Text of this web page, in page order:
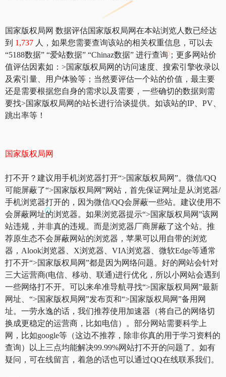
国家版权局网 数据评估国家版权局网在本站浏览人数已经达
到 1,737 人，如果您需要查询该站的相关权重信息，可以去
“5188数据” “爱站数据” “Chinaz数据” 进行查询；更多网站价
值评估因素如：>国家版权局网的访问速度、搜索引擎收录以
及索引量、用户体验等；当然要评估一个站的价值，最主要
还是需要根据您自身的需求以及需要，一些确切的数据则需
要找>国家版权局网的站长进行洽谈提供。如该站的IP、PV、
跳出率等！
国家版权局网
打不开？建议用手机浏览器打开“>国家版权局网”。微信/QQ
可能屏蔽了“>国家版权局网”网站，首先保证网址是从浏览器/
手机浏览器打开的，因为微信/QQ会屏蔽一些站。建议使用不
会屏蔽网址的浏览器。如果浏览器提示“>国家版权局网”该网
站违规，并非真的违规。而是浏览器厂商屏蔽了这个站。推
荐原生态不会屏蔽网站的浏览器，苹果可以用自带的浏览
器，Alook浏览器、X浏览器、VIA浏览器、微软Edge等通常
打不开“>国家版权局网”都是因为网络问题。好的网站会针对
三大运营商(电信、移动、联通)进行优化，所以小网站会遇到
一些网络打不开。可以来牟准导航寻找“>国家版权局网”最新
网址、“>国家版权局网”发布页和“>国家版权局网”备用网
址。一劳永逸的话，我们推荐使用加速器（将自己的网络切
换成更稳定的运营商，比如电信）。部分网站需要科学上
网，比如google等（这边不推荐，除非你真的用于学习资料的
查询）以上三点均能解决99.99%网站打不开的问题了。如有
疑问，可在线留言，着急的话也可以通过QQ在线联系我们。